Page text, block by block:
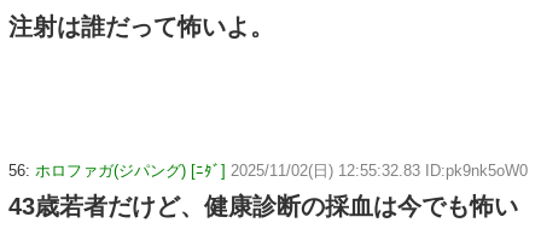
注射は誰だって怖いよ。
56: ホロファガ(ジパング) [ﾆﾀﾞ] 2025/11/02(日) 12:55:32.83 ID:pk9nk5oW0
43歳若者だけど、健康診断の採血は今でも怖い